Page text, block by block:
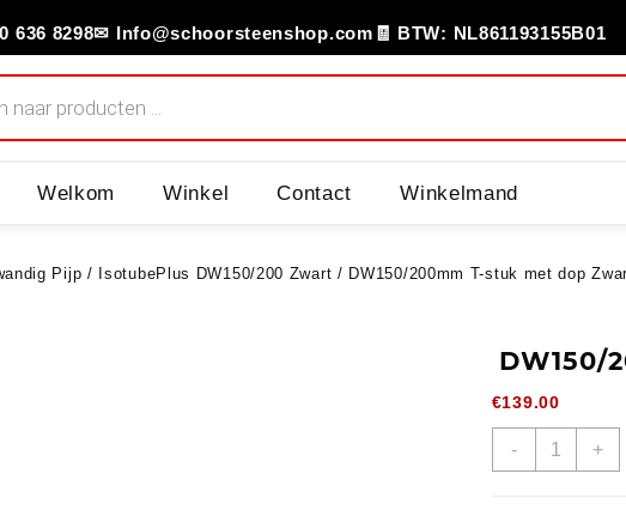
636 8298✉ Info@schoorsteenshop.com 🧾 BTW: NL861193155B01
Welkom Winkel Contact Winkelmand
Pijp / IsotubePlus DW150/200 Zwart / DW150/200mm T-stuk met dop
DW150/
€139.00
- +